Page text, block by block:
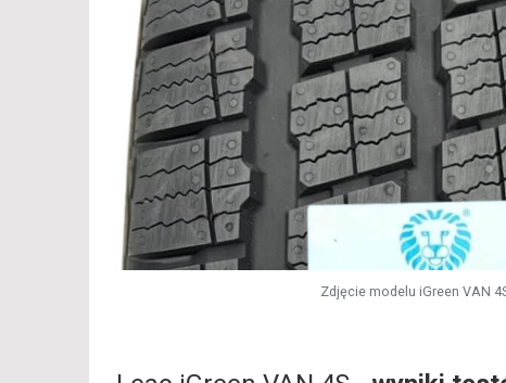
Zdjęcie modelu iGreen VAN